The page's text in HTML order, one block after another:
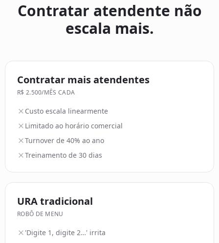
Contratar atendente não
escala mais.
Contratar mais atendentes
R$ 2.500/MÊS CADA
Custo escala linearmente
Limitado ao horário comercial
Turnover de 40% ao ano
Treinamento de 30 dias
URA tradicional
ROBÔ DE MENU
'Digite 1, digite 2…' irrita